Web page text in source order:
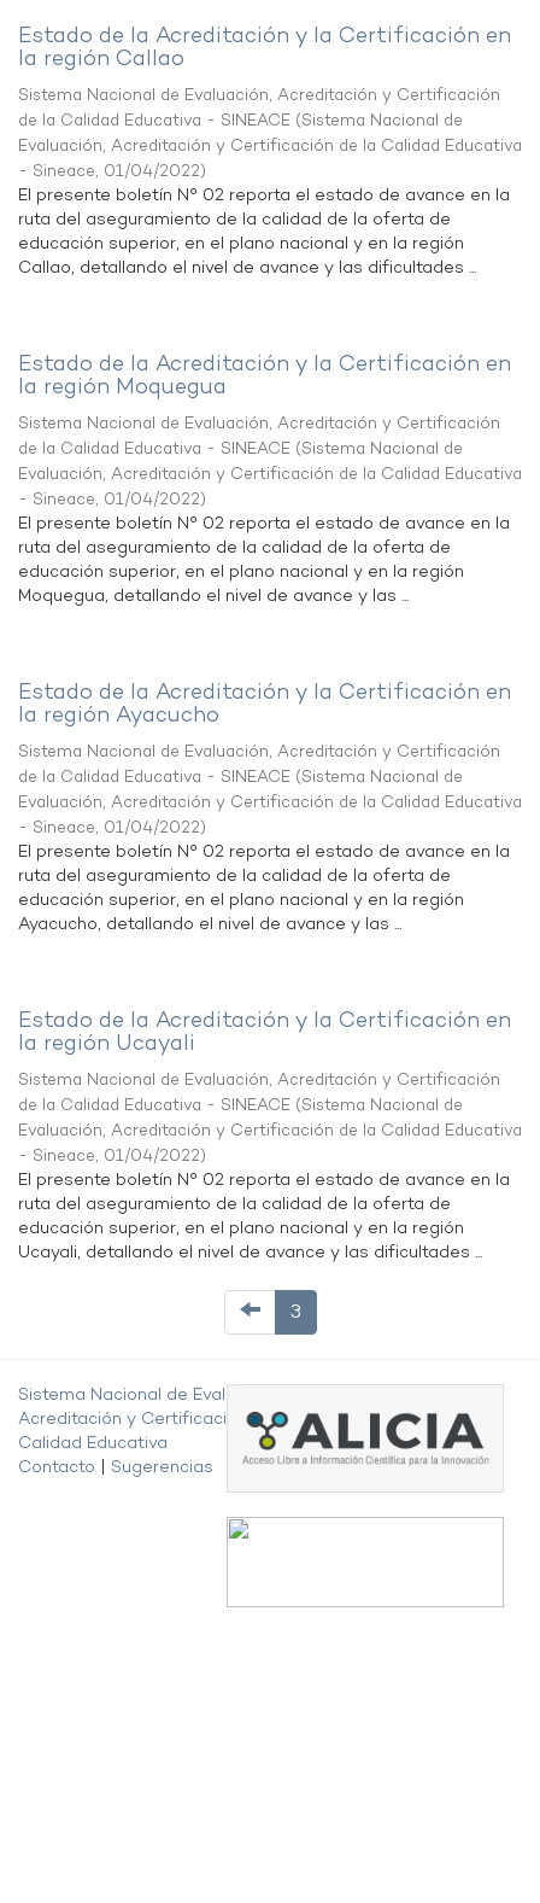
Estado de la Acreditación y la Certificación en
la región Callao
Sistema Nacional de Evaluación, Acreditación y Certificación
de la Calidad Educativa - SINEACE (Sistema Nacional de
Evaluación, Acreditación y Certificación de la Calidad Educativa
- Sineace, 01/04/2022)
El presente boletín N° 02 reporta el estado de avance en la
ruta del aseguramiento de la calidad de la oferta de
educación superior, en el plano nacional y en la región
Callao, detallando el nivel de avance y las dificultades ...
Estado de la Acreditación y la Certificación en
la región Moquegua
Sistema Nacional de Evaluación, Acreditación y Certificación
de la Calidad Educativa - SINEACE (Sistema Nacional de
Evaluación, Acreditación y Certificación de la Calidad Educativa
- Sineace, 01/04/2022)
El presente boletín N° 02 reporta el estado de avance en la
ruta del aseguramiento de la calidad de la oferta de
educación superior, en el plano nacional y en la región
Moquegua, detallando el nivel de avance y las ...
Estado de la Acreditación y la Certificación en
la región Ayacucho
Sistema Nacional de Evaluación, Acreditación y Certificación
de la Calidad Educativa - SINEACE (Sistema Nacional de
Evaluación, Acreditación y Certificación de la Calidad Educativa
- Sineace, 01/04/2022)
El presente boletín N° 02 reporta el estado de avance en la
ruta del aseguramiento de la calidad de la oferta de
educación superior, en el plano nacional y en la región
Ayacucho, detallando el nivel de avance y las ...
Estado de la Acreditación y la Certificación en
la región Ucayali
Sistema Nacional de Evaluación, Acreditación y Certificación
de la Calidad Educativa - SINEACE (Sistema Nacional de
Evaluación, Acreditación y Certificación de la Calidad Educativa
- Sineace, 01/04/2022)
El presente boletín N° 02 reporta el estado de avance en la
ruta del aseguramiento de la calidad de la oferta de
educación superior, en el plano nacional y en la región
Ucayali, detallando el nivel de avance y las dificultades ...
3
Sistema Nacional de Evaluación,
Acreditación y Certificación de la
Calidad Educativa
Contacto
Sugerencias